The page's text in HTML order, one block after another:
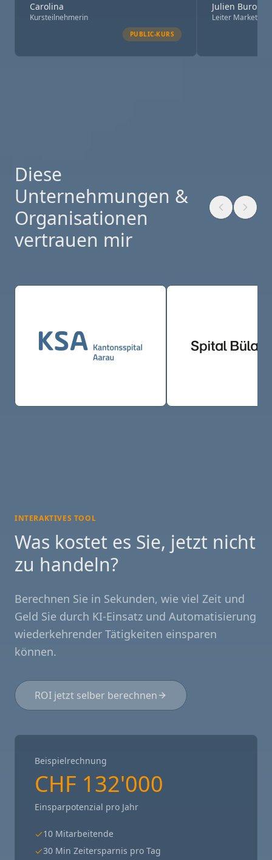
Carolina
Kursteilnehmerin
PUBLIC-KURS
Julien Buro
Leiter
Diese
Unternehmungen &
Organisationen
vertrauen mir
INTERAKTIVES TOOL
Was kostet es Sie, jetzt nicht
zu handeln?
Berechnen Sie in Sekunden, wie viel Zeit und
Geld Sie durch KI-Einsatz und Automatisierung
wiederkehrender Tätigkeiten einsparen
können.
ROI jetzt selber berechnen
Beispielrechnung
CHF 132'000
Einsparpotenzial pro Jahr
10 Mitarbeitende
30 Min Zeitersparnis pro Tag